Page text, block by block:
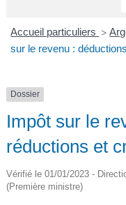
Accueil particuliers >
sur le revenu :
Dossier
Impôt sur le
réductions et
Vérifié le 01/01/2023 -
(Première ministre)